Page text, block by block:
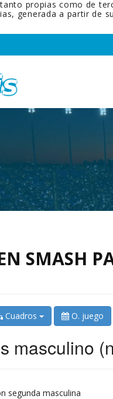
propias como de
generada a partir de
SMASH
Cuadros O. juego
masculino
segunda masculina